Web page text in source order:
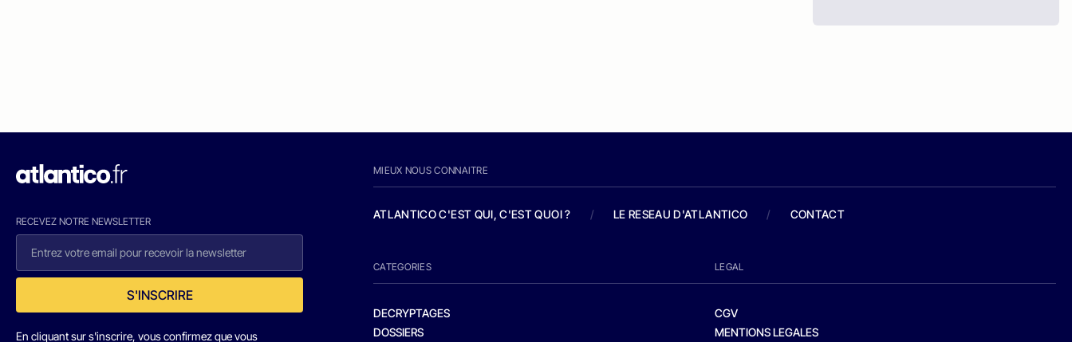
RECEVEZ NOTRE NEWSLETTER
S'INSCRIRE
En cliquant sur s'inscrire, vous confirmez que vous
MIEUX NOUS CONNAITRE
ATLANTICO C'EST QUI, C'EST QUOI ? / LE RESEAU D'ATLANTICO / CONTACT
CATEGORIES
DECRYPTAGES
DOSSIERS
LEGAL
CGV
MENTIONS LEGALES